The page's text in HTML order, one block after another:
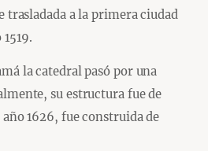
trasladada a la primera ciudad
la catedral pasó por una
su estructura fue de
1626, fue construida de